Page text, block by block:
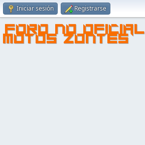
Iniciar sesión Registrarse
FORO NO OFICIAL
MOTOS ZONTES